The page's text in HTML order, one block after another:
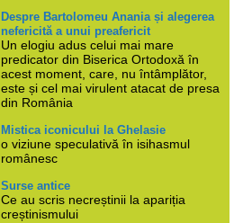
Despre Bartolomeu Anania și alegerea
nefericită a unui preafericit
Un elogiu adus celui mai mare
predicator din Biserica Ortodoxă în
acest moment, care, nu întâmplător,
este și cel mai virulent atacat de presa
din România
Mistica iconicului la Ghelasie
o viziune speculativă în isihasmul
românesc
Surse antice
Ce au scris necreștinii la apariția
creștinismului